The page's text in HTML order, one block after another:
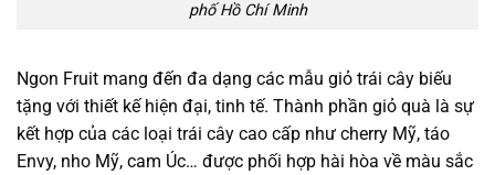
phố Hồ Chí Minh
Ngon Fruit mang đến đa dạng các mẫu giỏ trái cây biếu
tặng với thiết kế hiện đại, tinh tế. Thành phần giỏ quà là sự
kết hợp của các loại trái cây cao cấp như cherry Mỹ, táo
Envy, nho Mỹ, cam Úc… được phối hợp hài hòa về màu sắc